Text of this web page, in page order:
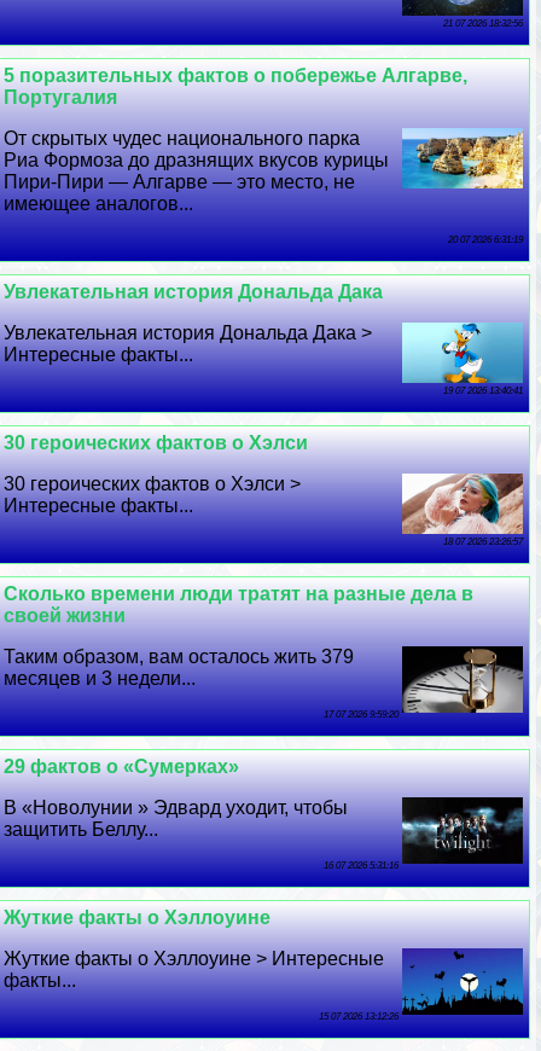
21 07 2026 18:32:56
5 поразительных фактов о побережье Алгарве,
Португалия
От скрытых чудес национального парка
Риа Формоза до дразнящих вкусов курицы
Пири-Пири — Алгарве — это место, не
имеющее аналогов...
20 07 2026 6:31:19
Увлекательная история Дональда Дака
Увлекательная история Дональда Дака >
Интересные факты...
19 07 2026 13:40:41
30 героических фактов о Хэлси
30 героических фактов о Хэлси >
Интересные факты...
18 07 2026 23:26:57
Сколько времени люди тратят на разные дела в
своей жизни
Таким образом, вам осталось жить 379
месяцев и 3 недели...
17 07 2026 9:59:20
29 фактов о «Сумерках»
В «Новолунии » Эдвард уходит, чтобы
защитить Беллу...
16 07 2026 5:31:16
Жуткие факты о Хэллоуине
Жуткие факты о Хэллоуине > Интересные
факты...
15 07 2026 13:12:26